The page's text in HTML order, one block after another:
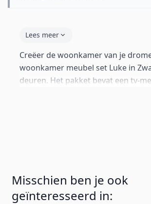
Lees meer
Creëer de woonkamer van je
woonkamer meubel set Luke in
deuren. Het pakket bevat een tv-
Misschien ben je ook
geïnteresseerd in: